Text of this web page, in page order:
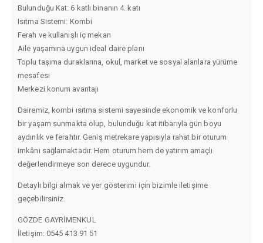
Bulunduğu Kat: 6 katlı binanın 4. katı
Isıtma Sistemi: Kombi
Ferah ve kullanışlı iç mekan
Aile yaşamına uygun ideal daire planı
Toplu taşıma duraklarına, okul, market ve sosyal alanlara yürüme
mesafesi
Merkezi konum avantajı
Dairemiz, kombi ısıtma sistemi sayesinde ekonomik ve konforlu
bir yaşam sunmakta olup, bulunduğu kat itibarıyla gün boyu
aydınlık ve ferahtır. Geniş metrekare yapısıyla rahat bir oturum
imkânı sağlamaktadır. Hem oturum hem de yatırım amaçlı
değerlendirmeye son derece uygundur.
Detaylı bilgi almak ve yer gösterimi için bizimle iletişime
geçebilirsiniz.
GÖZDE GAYRİMENKUL
İletişim: 0545 413 91 51